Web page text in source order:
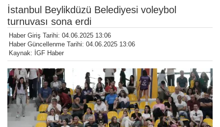
İstanbul Beylikdüzü Belediyesi voleybol
turnuvası sona erdi
Haber Giriş Tarihi: 04.06.2025 13:06
Haber Güncellenme Tarihi: 04.06.2025 13:06
Kaynak: İGF Haber